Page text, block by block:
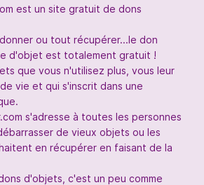
est un site gratuit de dons
ou tout récupérer...le don
d'objet est totalement gratuit !
que vous n'utilisez plus, vous leur
vie et qui s'inscrit dans une
s'adresse à toutes les personnes
de vieux objets ou les
en récupérer en faisant de la
d'objets, c'est un peu comme